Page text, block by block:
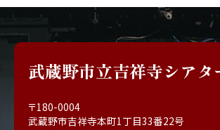
武蔵野市立吉祥寺シアタ
〒180-0004
武蔵野市吉祥寺本町1丁目33番22号